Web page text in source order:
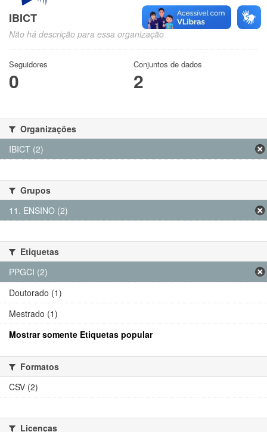
IBICT
Não há descrição para essa organização
Seguidores
0
Conjuntos de dados
2
Organizações
IBICT (2)
Grupos
11. ENSINO (2)
Etiquetas
PPGCI (2)
Doutorado (1)
Mestrado (1)
Mostrar somente Etiquetas popular
Formatos
CSV (2)
Licenças